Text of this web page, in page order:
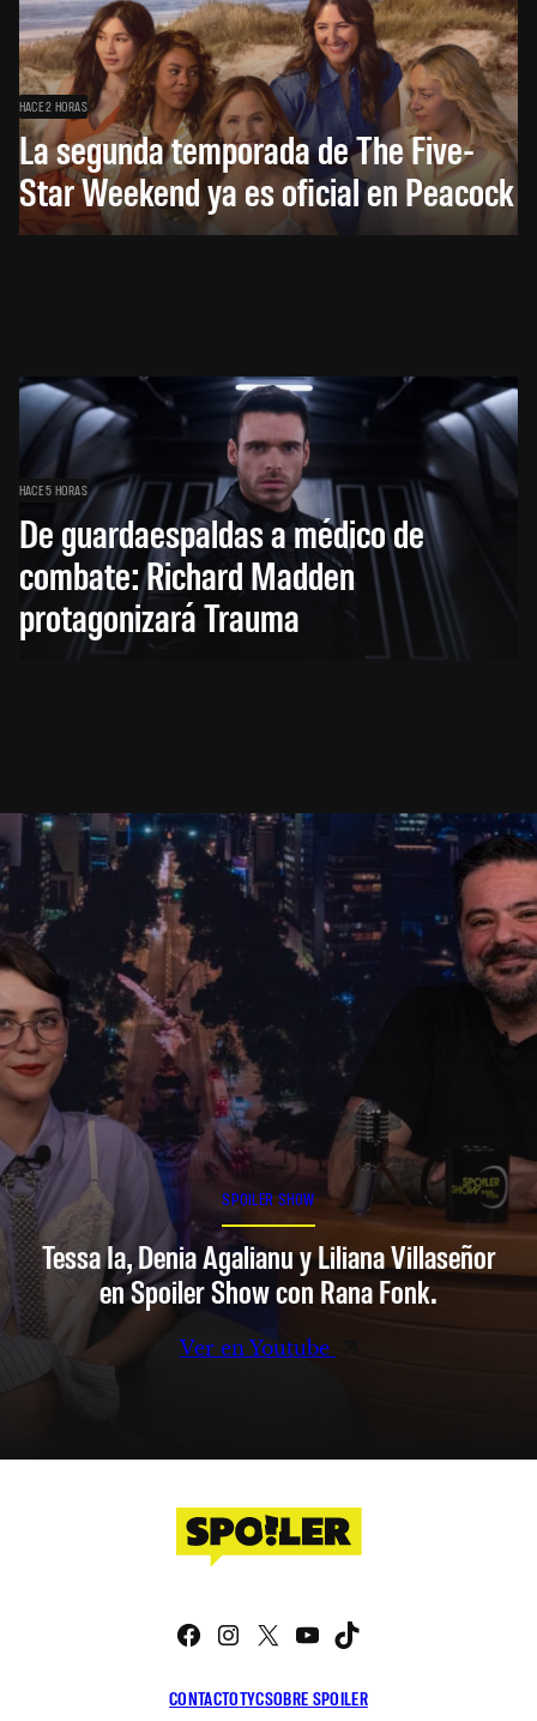
HACE 2 HORAS
La segunda temporada de The Five-
Star Weekend ya es oficial en Peacock
HACE 5 HORAS
De guardaespaldas a médico de
combate: Richard Madden
protagonizará Trauma
SPOILER SHOW
Tessa Ia, Denia Agalianu y Liliana Villaseñor
en Spoiler Show con Rana Fonk.
Ver en Youtube
CONTACTOTYCSOBRE SPOILER
Facebook
Instagram
X YouTube